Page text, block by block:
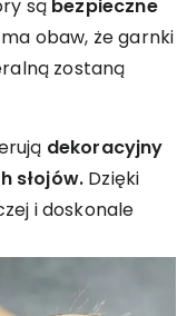
są bezpieczne
ma obaw, że garnki
zostaną
dekoracyjny
słojów. Dzięki
i doskonale